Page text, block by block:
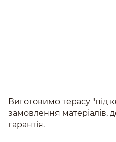
Виготовимо терасу "під
замовлення матеріалів,
гарантія.